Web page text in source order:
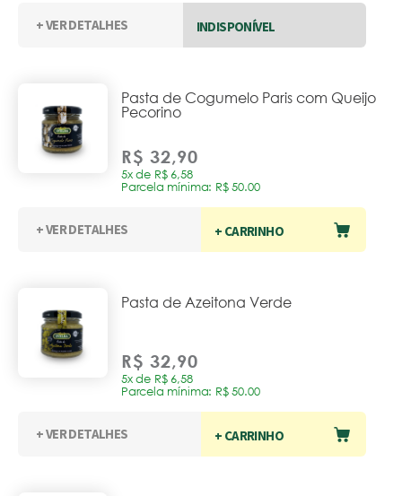
+ VER DETALHES INDISPONÍVEL
Pasta de Cogumelo Paris com Queijo
Pecorino
R$ 32,90
5x de R$ 6,58
Parcela mínima: R$ 50.00
+ VER DETALHES + CARRINHO
Pasta de Azeitona Verde
R$ 32,90
5x de R$ 6,58
Parcela mínima: R$ 50.00
+ VER DETALHES + CARRINHO